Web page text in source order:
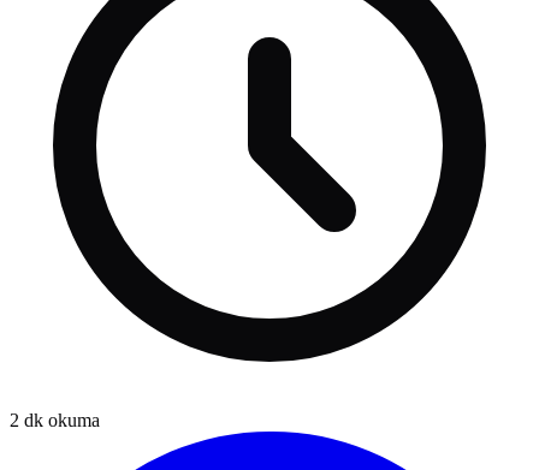
2 dk okuma